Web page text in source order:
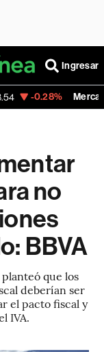
Ingresar
MercadoLibre
no
BBVA
que los
deberían ser
el pacto fiscal y
IVA.